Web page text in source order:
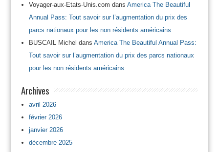
Voyager-aux-Etats-Unis.com dans America The Beautiful
Annual Pass: Tout savoir sur l’augmentation du prix des
parcs nationaux pour les non résidents américains
BUSCAIL Michel dans America The Beautiful Annual Pass:
Tout savoir sur l’augmentation du prix des parcs nationaux
pour les non résidents américains
Archives
avril 2026
février 2026
janvier 2026
décembre 2025